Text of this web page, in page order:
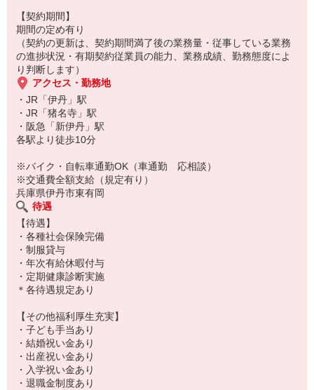
【契約期間】
期間の定め有り
（契約の更新は、契約期間満了後の業務量・従事している業務
の進捗状況・有期契約従業員の能力、業務成績、勤務態度によ
り判断します）
アクセス・勤務地
・JR「伊丹」駅
・JR「猪名寺」駅
・阪急「新伊丹」駅
各駅より徒歩10分
※バイク・自転車通勤OK（車通勤 応相談）
※交通費全額支給（規定有り）
兵庫県伊丹市東有岡
待遇
【待遇】
・各種社会保険完備
・制服貸与
・年次有給休暇付与
・定期健康診断実施
＊各待遇規定あり
【その他福利厚生充実】
・子ども手当あり
・結婚祝い金あり
・出産祝い金あり
・入学祝い金あり
・退職金制度あり